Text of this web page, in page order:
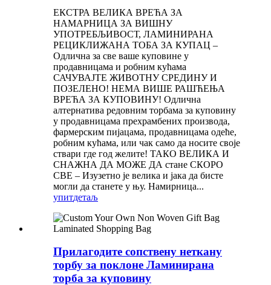
ЕКСТРА ВЕЛИКА ВРЕЋА ЗА
НАМАРНИЦА ЗА ВИШНУ
УПОТРЕБЉИВОСТ, ЛАМИНИРАНА
РЕЦИКЛИЖАНА ТОБА ЗА КУПАЦ –
Одлична за све ваше куповине у
продавницама и робним кућама
САЧУВАЈТЕ ЖИВОТНУ СРЕДИНУ И
ПОЗЕЛЕНО! НЕМА ВИШЕ РАШЋЕЊА
ВРЕЋА ЗА КУПОВИНУ! Одлична
алтернатива редовним торбама за куповину
у продавницама прехрамбених производа,
фармерским пијацама, продавницама одеће,
робним кућама, или чак само да носите своје
ствари где год желите! ТАКО ВЕЛИКА И
СНАЖНА ДА МОЖЕ ДА стане СКОРО
СВЕ – Изузетно је велика и јака да бисте
могли да станете у њу. Намирница...
упитдетаљ
Прилагодите сопствену неткану
торбу за поклоне Ламинирана
торба за куповину